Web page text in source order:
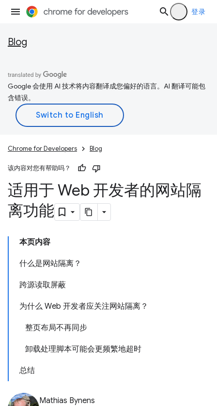
登录
Blog
Google 会使用 AI 技术将内容翻译成您偏好的语言。AI 翻译可能包
含错误。
Chrome for Developers Blog
该内容对您有帮助吗？
适用于 Web 开发者的网站隔
离功能
本页内容
什么是网站隔离？
跨源读取屏蔽
为什么 Web 开发者应关注网站隔离？
整页布局不再同步
卸载处理脚本可能会更频繁地超时
总结
Mathias Bynens